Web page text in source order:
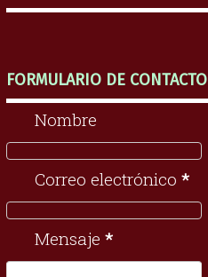
FORMULARIO DE CONTACTO
Nombre
Correo electrónico *
Mensaje *